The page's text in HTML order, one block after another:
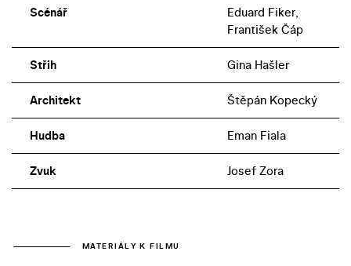
Scénář
Eduard Fiker,
František Čáp
Střih Gina Hašler
Architekt Štěpán Kopecký
Hudba Eman Fiala
Zvuk Josef Zora
MATERIÁLY K FILMU